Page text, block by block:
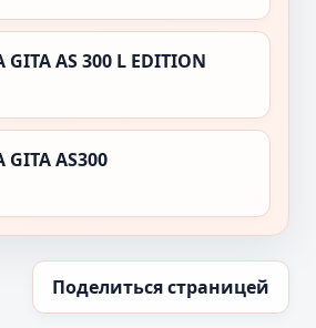
GITA AS 300 L EDITION
GITA AS300
Поделиться страницей